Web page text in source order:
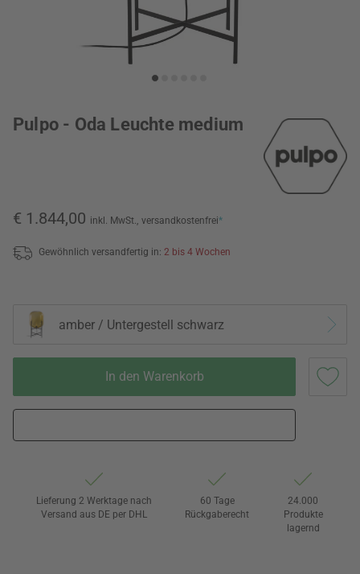
Pulpo - Oda Leuchte medium
€ 1.844,00 inkl. MwSt., versandkostenfrei*
Gewöhnlich versandfertig in: 2 bis 4 Wochen
amber / Untergestell schwarz
In den Warenkorb
Lieferung 2 Werktage nach
Versand aus DE per DHL
60 Tage
Rückgaberecht
24.000
Produkte
lagernd